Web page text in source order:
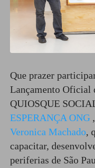
Que prazer
Lançamento Oficial
QUIOSQUE
ESPERANÇA ONG
Veronica Machado,
capacitar,
periferias de São